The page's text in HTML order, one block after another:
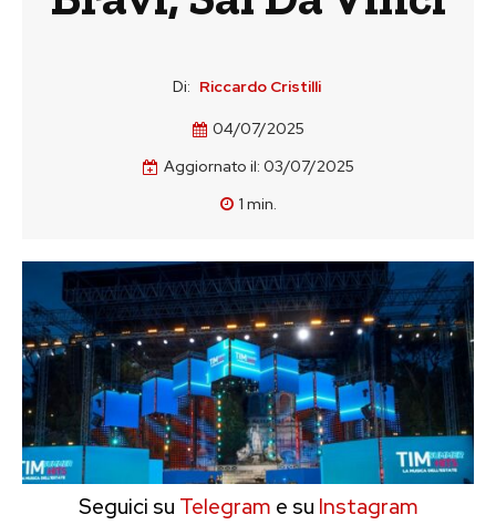
Di: Riccardo Cristilli
04/07/2025
Aggiornato il: 03/07/2025
1 min.
Seguici su Telegram e su Instagram